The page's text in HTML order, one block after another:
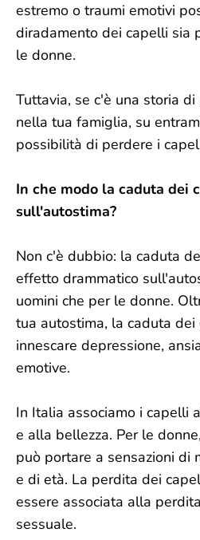
estremo o traumi emotivi
diradamento dei capelli sia
le donne.
Tuttavia, se c'è una storia
nella tua famiglia, su
possibilità di perdere i
In che modo la caduta dei
sull'autostima?
Non c'è dubbio: la caduta
effetto drammatico
uomini che per le donne.
tua autostima, la caduta
innescare depressione,
emotive.
In Italia associamo i capelli
e alla bellezza. Per le
può portare a sensazioni di
e di età. La perdita dei
essere associata alla
sessuale.